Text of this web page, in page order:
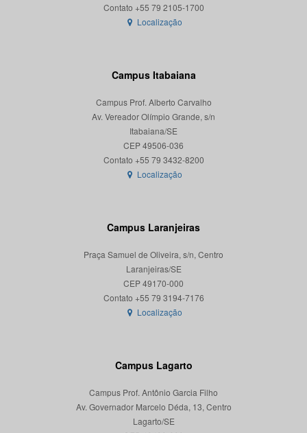
Localização
Campus Itabaiana
Campus Prof. Alberto Carvalho
Av. Vereador Olímpio Grande, s/n
Itabaiana/SE
CEP 49506-036
Localização
Campus Laranjeiras
Praça Samuel de Oliveira, s/n, Centro
Laranjeiras/SE
CEP 49170-000
Localização
Campus Lagarto
Campus Prof. Antônio Garcia Filho
Av. Governador Marcelo Déda, 13, Centro
Lagarto/SE